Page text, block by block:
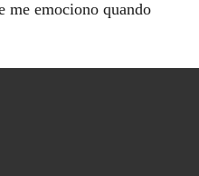
me emociono quando